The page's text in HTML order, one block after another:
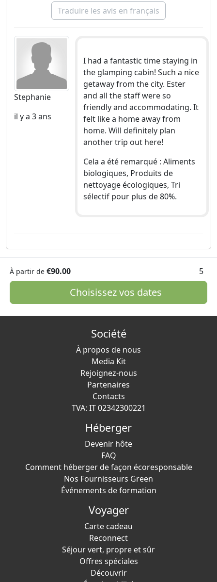
Traduire les avis en français
Stephanie
il y a 3 ans
I had a fantastic time staying in
the glamping cabin! Such a nice
getaway from the city. Ester
and all the staff were so
friendly and accommodating. It
felt like a home away from
home. Will definitely plan
another trip out here!
Cela a été remarqué : Aliments
biologiques, Produits de
nettoyage écologiques, Tri
sélectif pour plus de 80%.
À partir de €90.00 5
Choisissez vos dates
Société
À propos de nous
Media Kit
Rejoignez-nous
Partenaires
Contacts
TVA: IT 02342300221
Héberger
Devenir hôte
FAQ
Comment héberger de façon écoresponsable
Nos Fournisseurs Green
Événements de formation
Voyager
Carte cadeau
Reconnect
Séjour vert, propre et sûr
Offres spéciales
Découvrir